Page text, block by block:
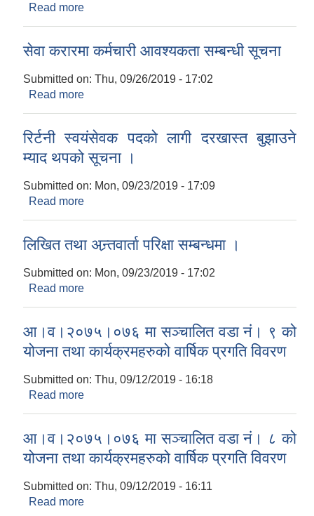
Read more
सेवा करारमा कर्मचारी आवश्यकता सम्बन्धी सूचना
Submitted on: Thu, 09/26/2019 - 17:02
Read more
रिर्टनी स्वयंसेवक पदको लागी दरखास्त बुझाउने
म्याद थपको सूचना ।
Submitted on: Mon, 09/23/2019 - 17:09
Read more
लिखित तथा अन्र्तवार्ता परिक्षा सम्बन्धमा ।
Submitted on: Mon, 09/23/2019 - 17:02
Read more
आ।व।२०७५।०७६ मा सञ्चालित वडा नं। ९ को
योजना तथा कार्यक्रमहरुको वार्षिक प्रगति विवरण
Submitted on: Thu, 09/12/2019 - 16:18
Read more
आ।व।२०७५।०७६ मा सञ्चालित वडा नं। ८ को
योजना तथा कार्यक्रमहरुको वार्षिक प्रगति विवरण
Submitted on: Thu, 09/12/2019 - 16:11
Read more